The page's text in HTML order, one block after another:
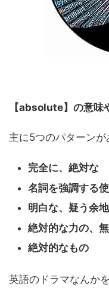
【absolute】の意味
主に5つのパターンが
完全に、絶対な
名詞を強調する
明白な、疑う余
絶対的な力の、
絶対的なもの
英語のドラマなんか